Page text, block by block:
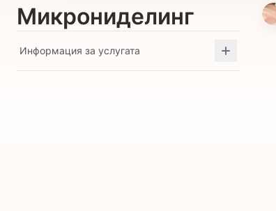
Микрониделинг
Информация за услугата